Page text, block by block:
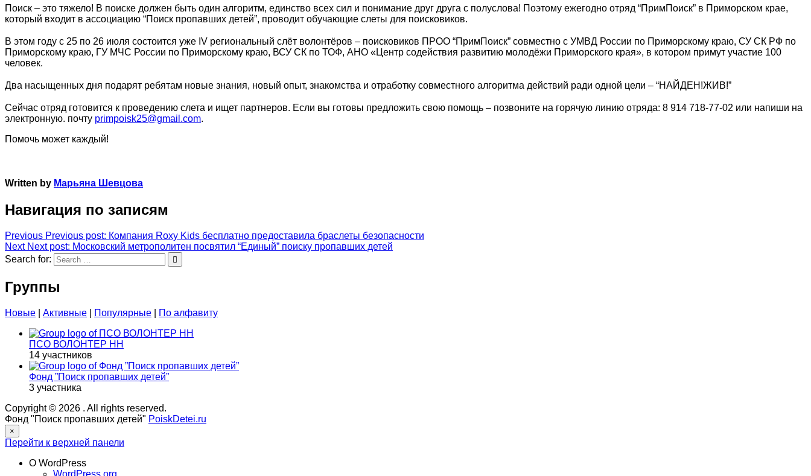
Поиск – это тяжело! В поиске должен быть один алгоритм, единство всех сил и понимание друг друга с полуслова! Поэтому ежегодно отряд “ПримПоиск” в Приморском крае,
который входит в ассоциацию “Поиск пропавших детей”, проводит обучающие слеты для поисковиков.
В этом году с 25 по 26 июля состоится уже IV региональный слёт волонтёров – поисковиков ПРОО “ПримПоиск” совместно с УМВД России по Приморскому краю, СУ СК РФ по
Приморскому краю, ГУ МЧС России по Приморскому краю, ВСУ СК по ТОФ, АНО «Центр содействия развитию молодёжи Приморского края», в котором примут участие 100
человек.
Два насыщенных дня подарят ребятам новые знания, новый опыт, знакомства и отработку совместного алгоритма действий ради одной цели – “НАЙДЕН!ЖИВ!”
Сейчас отряд готовится к проведению слета и ищет партнеров. Если вы готовы предложить свою помощь – позвоните на горячую линию отряда: 8 914 718-77-02 или напиши на
электронную. почту primpoisk25@gmail.com.
Помочь может каждый!
Written by Марьяна Шевцова
Навигация по записям
Previous Previous post: Компания Roxy Kids бесплатно предоставила браслеты безопасности
Next Next post: Московский метрополитен посвятил “Единый” поиску пропавших детей
Search for:
Группы
Новые Активные Популярные По алфавиту
ПСО ВОЛОНТЕР НН
14 участников
Фонд ”Поиск пропавших детей”
3 участника
Copyright © 2026 . All rights reserved.
Фонд "Поиск пропавших детей" PoiskDetei.ru
×
Перейти к верхней панели
О WordPress
WordPress.org